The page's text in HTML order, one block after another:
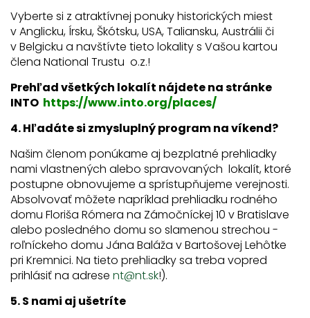
Vyberte si z atraktívnej ponuky historických miest
v Anglicku, Írsku, Škótsku, USA, Taliansku, Austrálii či
v Belgicku a navštívte tieto lokality s Vašou kartou
člena National Trustu o.z.!
Prehľad všetkých lokalít nájdete na stránke
INTO https://www.into.org/places/
4. Hľadáte si zmysluplný program na víkend?
Našim členom ponúkame aj bezplatné prehliadky
nami vlastnených alebo spravovaných lokalít, ktoré
postupne obnovujeme a sprístupňujeme verejnosti.
Absolvovať môžete napríklad prehliadku rodného
domu Floriša Rómera na Zámočníckej 10 v Bratislave
alebo posledného domu so slamenou strechou -
roľníckeho domu Jána Baláža v Bartošovej Lehôtke
pri Kremnici. Na tieto prehliadky sa treba vopred
prihlásiť na adrese nt@nt.sk!).
5. S nami aj ušetríte